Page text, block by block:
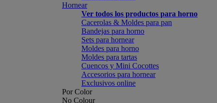
Hornear
Ver todos los productos para horno
Cacerolas & Moldes para pan
Bandejas para horno
Sets para hornear
Moldes para horno
Moldes para tartas
Cuencos y Mini Cocottes
Accesorios para hornear
Exclusivos online
Por Color
No Colour